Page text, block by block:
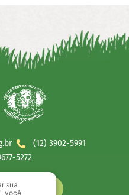
(12) 3902-5991
5272
sua
você